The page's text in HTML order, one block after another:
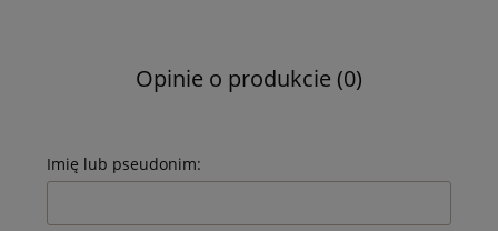
Opinie o produkcie (0)
Imię lub pseudonim: